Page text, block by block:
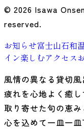
© 2026 Isawa
reserved.
お知らせ富士山石和
イン楽しむアクセス
風情の異なる貸切
疲れを心地よく癒
取り寄せた旬の恵
心を込めて一皿一